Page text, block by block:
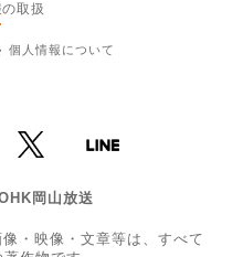
取扱
個人情報について
岡山放送
・映像・文章等は、すべて